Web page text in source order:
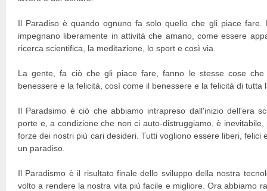
Il Paradiso è quando ognuno fa solo quello che gli piace
impegnano liberamente in attività che amano, come essere
ricerca scientifica, la meditazione, lo sport e così via.
La gente, fa ciò che gli piace fare, fanno le stesse cose
benessere e la felicità, così come il benessere e la felicità di tutta
Il Paradsimo è ciò che abbiamo intrapreso dall'inizio dell'era
porte e, a condizione che non ci auto-distruggiamo, è
forze dei nostri più cari desideri. Tutti vogliono essere liberi, felici
un paradiso.
Il Paradismo è il risultato finale dello sviluppo della nostra
volto a rendere la nostra vita più facile e migliore. Ora abbiamo